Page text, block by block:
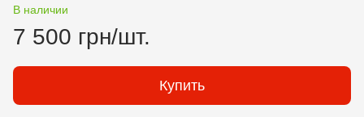
В наличии
7 500 грн/шт.
Купить